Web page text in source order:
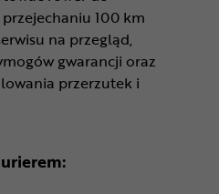
100 km
na przegląd,
gwarancji oraz
przerzutek i